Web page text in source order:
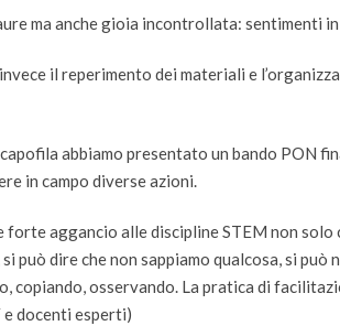
ma anche gioia incontrollata: sentimenti
il reperimento dei materiali e
abbiamo presentato un bando PON
in campo diverse azioni.
aggancio alle discipline STEM non solo
può dire che non sappiamo qualcosa, si può
copiando, osservando. La pratica di
docenti esperti)